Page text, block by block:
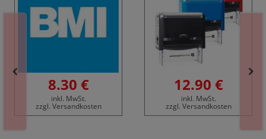
8.30 €
inkl. MwSt.
zzgl. Versandkosten
12.90 €
inkl. MwSt.
zzgl. Versandkosten